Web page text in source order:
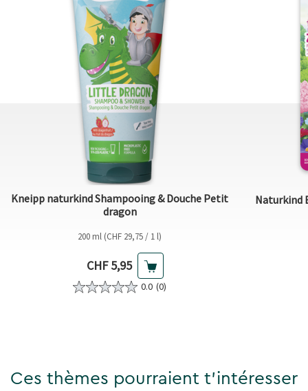
Kneipp naturkind Shampooing & Douche Petit
dragon
200 ml (CHF 29,75 / 1 l)
Prix actuel
CHF 5,95
0.0 (0)
Naturkind
Ces thèmes pourraient t'intéresser